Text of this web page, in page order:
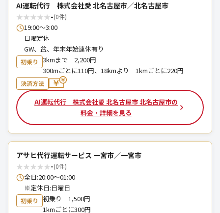
AI運転代行 株式会社愛 北名古屋市／北名古屋市
★★★★★-(0件)
19:00～3:00
日曜定休
GW、盆、年末年始連休有り
初乗り
3kmまで 2,200円
300mごとに110円、18kmより 1kmごとに220円
決済方法
AI運転代行 株式会社愛 北名古屋市 北名古屋市の
料金・詳細を見る
アサヒ代行運転サービス 一宮市／一宮市
★★★★★-(0件)
全日:20:00〜01:00
※定休日:日曜日
初乗り
初乗り 1,500円
1kmごとに300円